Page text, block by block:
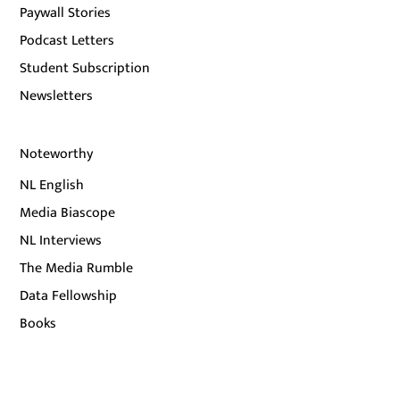
Paywall Stories
Podcast Letters
Student Subscription
Newsletters
Noteworthy
NL English
Media Biascope
NL Interviews
The Media Rumble
Data Fellowship
Books